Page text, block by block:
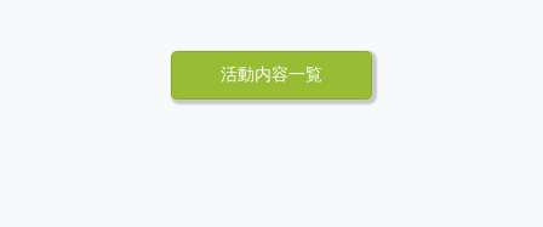
活動内容一覧